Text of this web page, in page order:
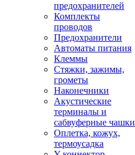
предохранителей
Комплекты
проводов
Предохранители
Автоматы питания
Клеммы
Стяжки, зажимы,
грометы
Наконечники
Акустические
терминалы и
сабвуферные чашки
Оплетка, кожух,
термоусадка